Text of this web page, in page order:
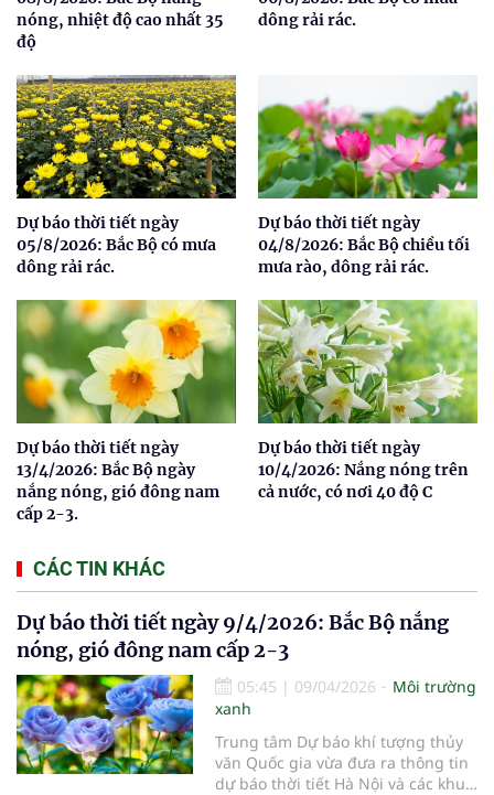
nóng, nhiệt độ cao nhất 35
độ
dông rải rác.
Dự báo thời tiết ngày
05/8/2026: Bắc Bộ có mưa
dông rải rác.
Dự báo thời tiết ngày
04/8/2026: Bắc Bộ chiều tối
mưa rào, dông rải rác.
Dự báo thời tiết ngày
13/4/2026: Bắc Bộ ngày
nắng nóng, gió đông nam
cấp 2-3.
Dự báo thời tiết ngày
10/4/2026: Nắng nóng trên
cả nước, có nơi 40 độ C
CÁC TIN KHÁC
Dự báo thời tiết ngày 9/4/2026: Bắc Bộ nắng
nóng, gió đông nam cấp 2-3
05:45 | 09/04/2026
Môi trường
xanh
Trung tâm Dự báo khí tượng thủy
văn Quốc gia vừa đưa ra thông tin
dự báo thời tiết Hà Nội và các khu